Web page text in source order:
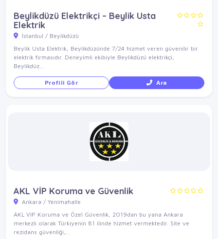
Beylikdüzü Elektrikçi – Beylik Usta
Elektrik
İstanbul / Beylikdüzü
Beylik Usta Elektrik, Beylikdüzünde 7/24 hizmet veren güvenilir bir
elektrik firmasıdır. Deneyimli ekibiyle Beylikdüzü elektrikçi,
Beylikdüz...
Profili Gör Ara
AKL VİP Koruma ve Güvenlik
Ankara / Yenimahalle
AKL VIP Koruma ve Özel Güvenlik, 2019dan bu yana Ankara
merkezli olarak Türkiyenin 81 ilinde hizmet vermektedir. Site ve
rezidans güvenliği,...